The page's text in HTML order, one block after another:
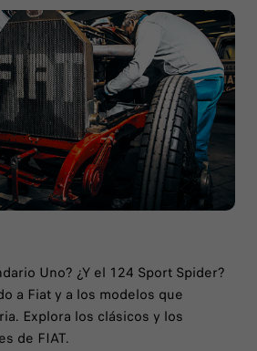
Uno? ¿Y el 124 Sport Spider?
a Fiat y a los modelos que
Explora los clásicos y los
de FIAT.